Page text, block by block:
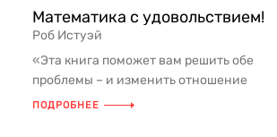
Математика с удовольствием!
Роб Истуэй
«Эта книга поможет вам решить обе
проблемы – и изменить отношение
ребенка к математике, и понять ее ...
ПОДРОБНЕЕ